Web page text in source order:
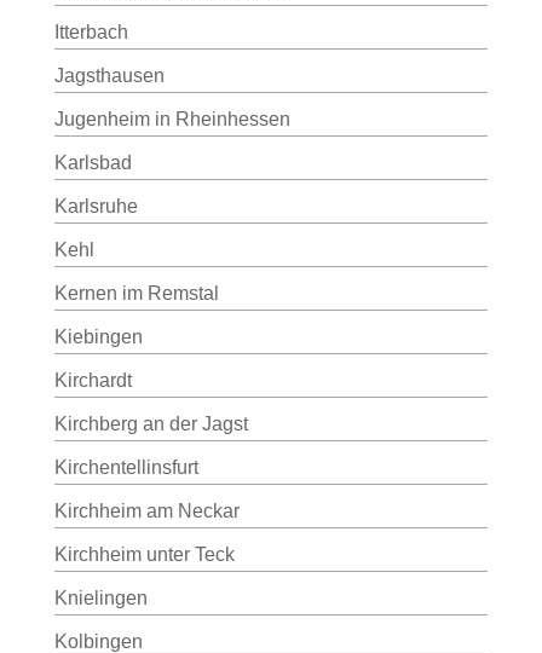
Itterbach
Jagsthausen
Jugenheim in Rheinhessen
Karlsbad
Karlsruhe
Kehl
Kernen im Remstal
Kiebingen
Kirchardt
Kirchberg an der Jagst
Kirchentellinsfurt
Kirchheim am Neckar
Kirchheim unter Teck
Knielingen
Kolbingen